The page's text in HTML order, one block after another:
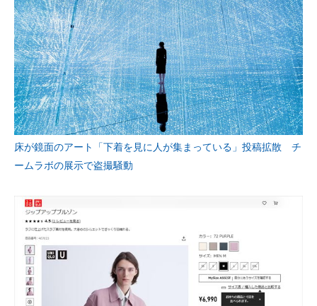
IT製品の技術・比較・事例
製造業のIT導入・活用を支援
モノづくり技術者専門サイト
エレクトロニクス専門サイト
電子設計の基本と応用
建設×テクノロジーの最前線
ちょっと気になるネットの話題
床が鏡面のアート「下着を見に人が集まっている」投稿拡散 チ
ームラボの展示で盗撮騒動